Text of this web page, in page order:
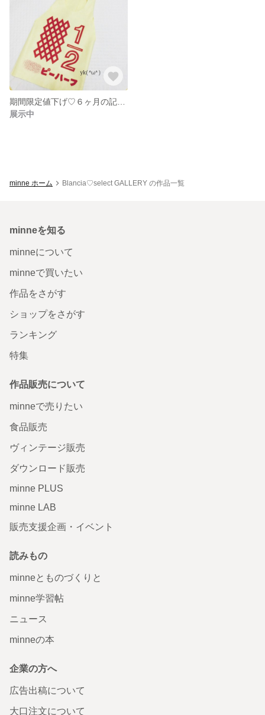
展示中
minne ホーム Blancia♡select GALLERY の作品一覧
minneを知る
minneについて
minneで買いたい
作品をさがす
ショップをさがす
ランキング
特集
作品販売について
minneで売りたい
食品販売
ヴィンテージ販売
ダウンロード販売
minne PLUS
minne LAB
販売支援企画・イベント
読みもの
minneとものづくりと
minne学習帖
ニュース
minneの本
企業の方へ
広告出稿について
大口注文について